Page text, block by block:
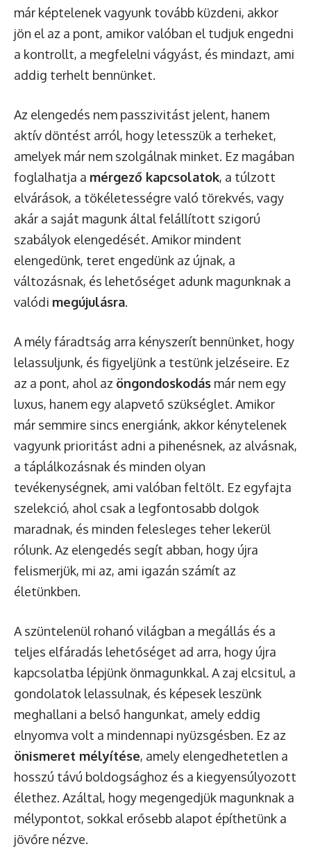
már képtelenek vagyunk tovább küzdeni, akkor
jön el az a pont, amikor valóban el tudjuk engedni
a kontrollt, a megfelelni vágyást, és mindazt, ami
addig terhelt bennünket.
Az elengedés nem passzivitást jelent, hanem
aktív döntést arról, hogy letesszük a terheket,
amelyek már nem szolgálnak minket. Ez magában
foglalhatja a mérgező kapcsolatok, a túlzott
elvárások, a tökéletességre való törekvés, vagy
akár a saját magunk által felállított szigorú
szabályok elengedését. Amikor mindent
elengedünk, teret engedünk az újnak, a
változásnak, és lehetőséget adunk magunknak a
valódi megújulásra.
A mély fáradtság arra kényszerít bennünket, hogy
lelassuljunk, és figyeljünk a testünk jelzéseire. Ez
az a pont, ahol az öngondoskodás már nem egy
luxus, hanem egy alapvető szükséglet. Amikor
már semmire sincs energiánk, akkor kénytelenek
vagyunk prioritást adni a pihenésnek, az alvásnak,
a táplálkozásnak és minden olyan
tevékenységnek, ami valóban feltölt. Ez egyfajta
szelekció, ahol csak a legfontosabb dolgok
maradnak, és minden felesleges teher lekerül
rólunk. Az elengedés segít abban, hogy újra
felismerjük, mi az, ami igazán számít az
életünkben.
A szüntelenül rohanó világban a megállás és a
teljes elfáradás lehetőséget ad arra, hogy újra
kapcsolatba lépjünk önmagunkkal. A zaj elcsitul, a
gondolatok lelassulnak, és képesek leszünk
meghallani a belső hangunkat, amely eddig
elnyomva volt a mindennapi nyüzsgésben. Ez az
önismeret mélyítése, amely elengedhetetlen a
hosszú távú boldogsághoz és a kiegyensúlyozott
élethez. Azáltal, hogy megengedjük magunknak a
mélypontot, sokkal erősebb alapot építhetünk a
jövőre nézve.